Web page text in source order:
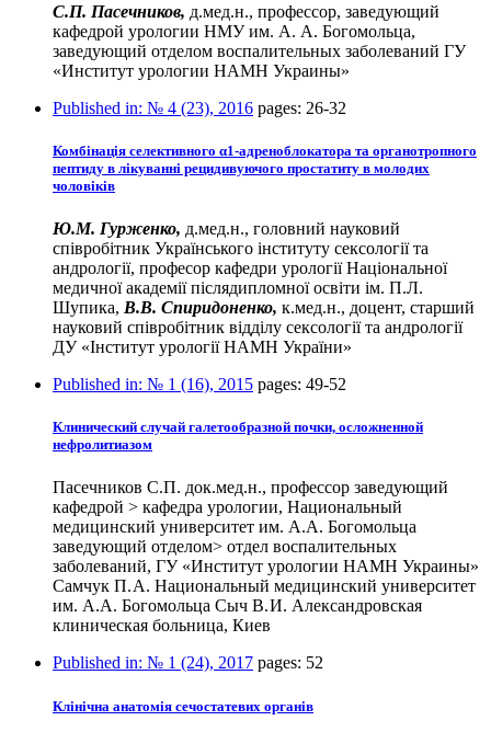
С.П. Пасечников, д.мед.н., профессор, заведующий
кафедрой урологии НМУ им. А. А. Богомольца,
заведующий отделом воспалительных заболеваний ГУ
«Институт урологии НАМН Украины»
Published in: № 4 (23), 2016 pages: 26-32
Комбінація селективного α1-адреноблокатора та органотропного
пептиду в лікуванні рецидивуючого простатиту в молодих
чоловіків
Ю.М. Гурженко, д.мед.н., головний науковий
співробітник Українського інституту сексології та
андрології, професор кафедри урології Національної
медичної академії післядипломної освіти ім. П.Л.
Шупика, В.В. Спиридоненко, к.мед.н., доцент, старший
науковий співробітник відділу сексології та андрології
ДУ «Інститут урології НАМН України»
Published in: № 1 (16), 2015 pages: 49-52
Клинический случай галетообразной почки, осложненной
нефролитиазом
Пасечников С.П. док.мед.н., профессор заведующий
кафедрой > кафедра урологии, Национальный
медицинский университет им. А.А. Богомольца
заведующий отделом> отдел воспалительных
заболеваний, ГУ «Институт урологии НАМН Украины»
Самчук П. А. Национальный медицинский университет
им. А.А. Богомольца Сыч В. И. Александровская
клиническая больница, Киев
Published in: № 1 (24), 2017 pages: 52
Клінічна анатомія сечостатевих органів